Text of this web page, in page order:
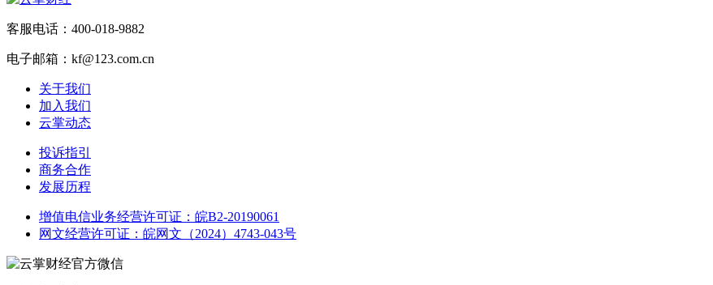
客服电话：400-018-9882
电子邮箱：kf@123.com.cn
关于我们
加入我们
云掌动态
投诉指引
商务合作
发展历程
增值电信业务经营许可证：皖B2-20190061
网文经营许可证：皖网文（2024）4743-043号